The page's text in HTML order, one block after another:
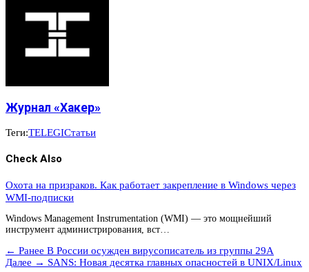
Журнал «Хакер»
Теги:TELEGIСтатьи
Check Also
Охота на призраков. Как работает закрепление в Windows через
WMI-подписки
Windows Management Instrumentation (WMI) — это мощнейший
инструмент администрирования, вст…
← Ранее В России осужден вирусописатель из группы 29A
Далее → SANS: Новая десятка главных опасностей в UNIX/Linux